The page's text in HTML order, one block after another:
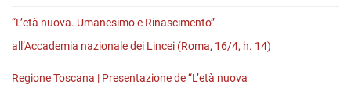
“L’età nuova. Umanesimo e Rinascimento”
all’Accademia nazionale dei Lincei (Roma, 16/4, h. 14)
Regione Toscana | Presentazione de “L’età nuova